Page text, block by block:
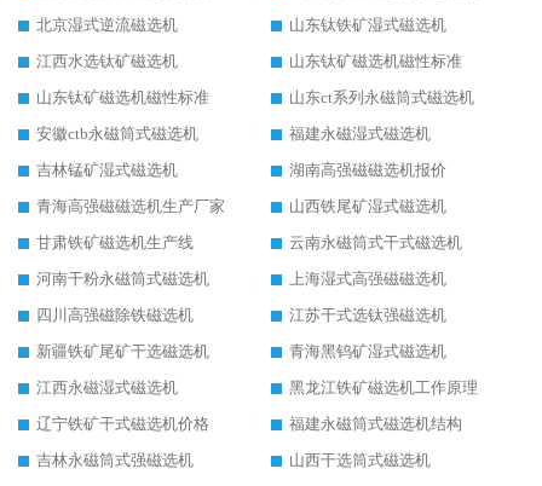
北京湿式逆流磁选机
山东钛铁矿湿式磁选机
江西水选钛矿磁选机
山东钛矿磁选机磁性标准
山东钛矿磁选机磁性标准
山东ct系列永磁筒式磁选机
安徽ctb永磁筒式磁选机
福建永磁湿式磁选机
吉林锰矿湿式磁选机
湖南高强磁磁选机报价
青海高强磁磁选机生产厂家
山西铁尾矿湿式磁选机
甘肃铁矿磁选机生产线
云南永磁筒式干式磁选机
河南干粉永磁筒式磁选机
上海湿式高强磁磁选机
四川高强磁除铁磁选机
江苏干式选钛强磁选机
新疆铁矿尾矿干选磁选机
青海黑钨矿湿式磁选机
江西永磁湿式磁选机
黑龙江铁矿磁选机工作原理
辽宁铁矿干式磁选机价格
福建永磁筒式磁选机结构
吉林永磁筒式强磁选机
山西干选筒式磁选机